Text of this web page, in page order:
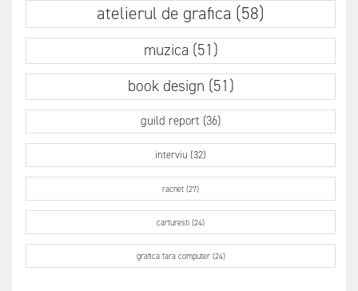
atelierul de grafica (58)
muzica (51)
book design (51)
guild report (36)
interviu (32)
racnet (27)
carturesti (24)
grafica fara computer (24)